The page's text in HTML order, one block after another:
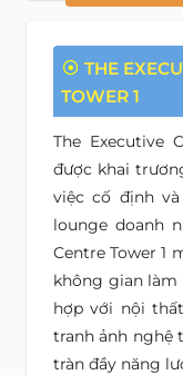
THE
TOWER 1
The Executive
được khai
việc cố định
lounge doanh
Centre Tower 1
không gian làm
hợp với nội
tranh ảnh nghệ
tràn đầy năng